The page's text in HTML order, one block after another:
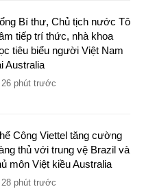
Bí thư, Chủ tịch nước Tô
tiếp trí thức, nhà khoa
tiêu biểu người Việt Nam
Australia
26 phút trước
Công Viettel tăng cường
thủ với trung vệ Brazil và
môn Việt kiều Australia
28 phút trước